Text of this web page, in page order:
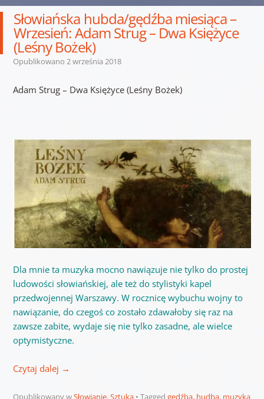
Słowiańska hubda/gędźba miesiąca –
Wrzesień: Adam Strug – Dwa Księżyce
(Leśny Bożek)
Opublikowano 2 września 2018
Adam Strug – Dwa Księżyce (Leśny Bożek)
Dla mnie ta muzyka mocno nawiązuje nie tylko do prostej
ludowości słowiańskiej, ale też do stylistyki kapel
przedwojennej Warszawy. W rocznicę wybuchu wojny to
nawiązanie, do czegoś co zostało zdawałoby się raz na
zawsze zabite, wydaje się nie tylko zasadne, ale wielce
optymistyczne.
Czytaj dalej →
Opublikowany wSłowianie,Sztuka Tagged gędźba, hudba, muzyka